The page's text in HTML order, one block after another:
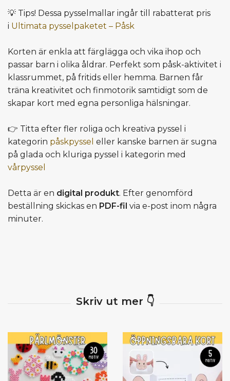
💡 Tips! Dessa pysselmallar ingår till rabatterat pris
i Ultimata pysselpaketet – Påsk
Korten är enkla att färglägga och vika ihop och
passar barn i olika åldrar. Perfekt som påsk-aktivitet i
klassrummet, på fritids eller hemma. Barnen får
träna kreativitet och finmotorik samtidigt som de
skapar kort med egna personliga hälsningar.
👉 Titta efter fler roliga och kreativa pyssel i
kategorin påskpyssel eller kanske barnen är sugna
på glada och kluriga pyssel i kategorin med
vårpyssel
Detta är en digital produkt. Efter genomförd
beställning skickas en PDF-fil via e-post inom några
minuter.